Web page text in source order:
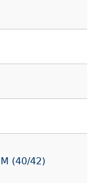
(40/42)